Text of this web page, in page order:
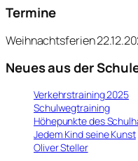
0
5
Termine
Weihnachtsferien
Neues aus der
Verkehrstraining 2025
Schulwegtraining
Höhepunkte des
Jedem Kind seine Kunst
Oliver Steller